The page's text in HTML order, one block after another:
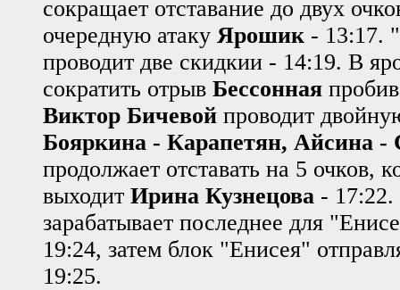
сокращает отставание до двух
очередную атаку Ярошик - 13:17.
проводит две скидкии - 14:19. В
сократить отрыв Бессонная
Виктор Бичевой проводит
Бояркина - Карапетян, Айсина -
продолжает отставать на 5 очков,
выходит Ирина Кузнецова -
зарабатывает последнее для
19:24, затем блок "Енисея"
19:25.